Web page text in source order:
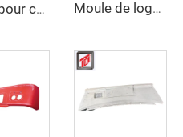
Moule pour casque de moto à bande LED de sécurité Moule de logement inférieur par compression SMC